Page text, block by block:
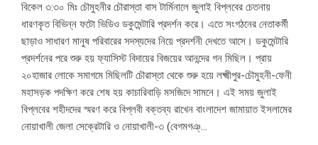
বিকেল ৩:৩০ মিঃ চৌমুহনীর চৌরাস্তা বাস টার্মিনালে জুলাই বিপ্লবের চেতনায়
ধারণকৃত বিভিন্ন ফটো ভিডিও ডকুমেন্টারি প্রদর্শন করে। এতে সংগঠনের নেতাকর্মী
ছাড়াও সাধারণ মানুষ পরিবারের সদস্যদের নিয়ে প্রদর্শনী দেখতে আসে। ডকুমেন্টারি
প্রদর্শনের পরে শুরু হয় ফ্যাসিস্ট বিদায়ের বিজয়ের আনন্দের গন মিছিল। প্রায়
২০হাজার লোকে সমাগমে মিছিলটি চৌরাস্তা থেকে শুরু হয়ে লক্ষ্মীপুর-চৌমুহনী-ফেনী
মহাসড়ক পদক্ষিণ করে শেষ হয় কাচারিবাড়ি মসজিদে সামনে। এই সময় জুলাই
বিপ্লবের শহীদদের স্মরণ করে বিপ্লবী বক্তব্য রাখেন বাংলাদেশ জামায়াত ইসলামের
নোয়াখালী জেলা সেক্রেটারি ও নোয়াখালী-৩ (বেগমগঞ্...